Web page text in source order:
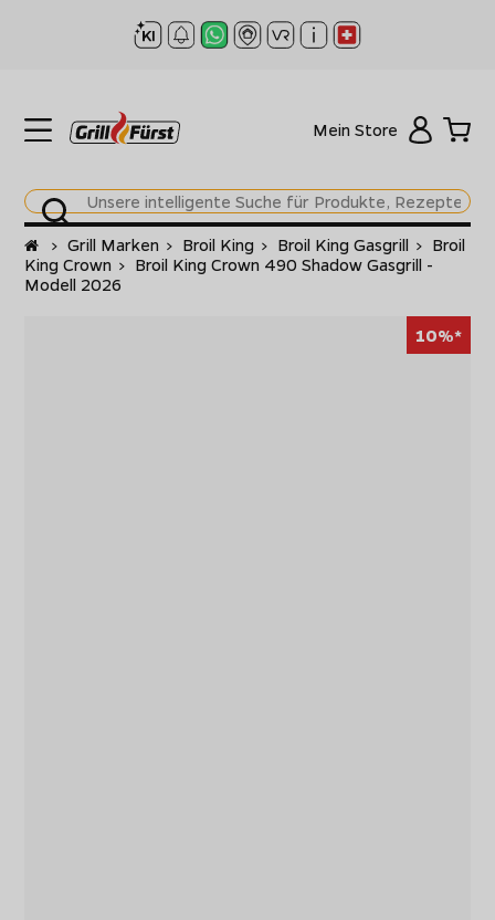
Mein Store
Startseite
> Grill Marken > Broil King > Broil King Gasgrill > Broil
King Crown > Broil King Crown 490 Shadow Gasgrill -
Modell 2026
10%*